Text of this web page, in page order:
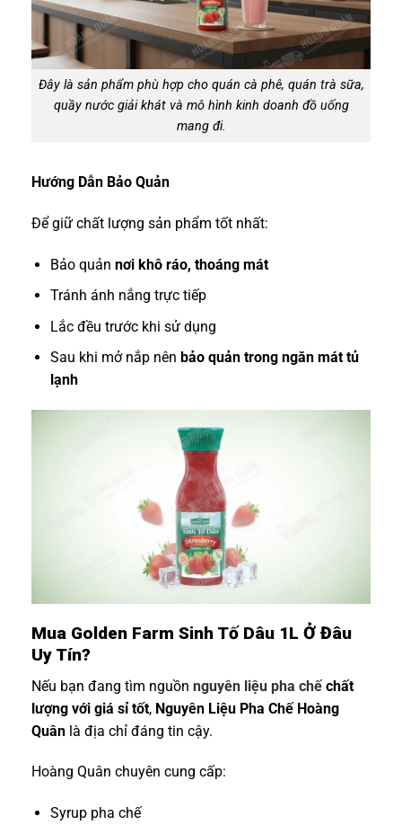
Đây là sản phẩm phù hợp cho quán cà phê, quán trà sữa,
quầy nước giải khát và mô hình kinh doanh đồ uống
mang đi.
Hướng Dẫn Bảo Quản
Để giữ chất lượng sản phẩm tốt nhất:
Bảo quản nơi khô ráo, thoáng mát
Tránh ánh nắng trực tiếp
Lắc đều trước khi sử dụng
Sau khi mở nắp nên bảo quản trong ngăn mát tủ
lạnh
Mua Golden Farm Sinh Tố Dâu 1L Ở Đâu
Uy Tín?
Nếu bạn đang tìm nguồn nguyên liệu pha chếchất
lượng với giá sỉ tốt, Nguyên Liệu Pha Chế Hoàng
Quân là địa chỉ đáng tin cậy.
Hoàng Quân chuyên cung cấp:
Syrup pha chế